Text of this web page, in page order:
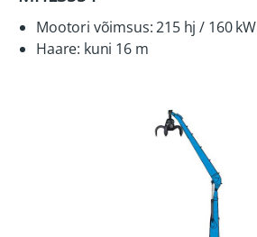
Mootori võimsus: 215 hj / 160 kW
Haare: kuni 16 m